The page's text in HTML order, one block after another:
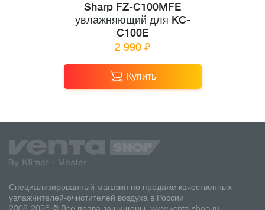
Sharp FZ-C100MFE
увлажняющий для KC-
C100E
2 990 ₽
Купить
Специализированный магазин по продаже качественных
увлажнителей-очистителей воздуха в России